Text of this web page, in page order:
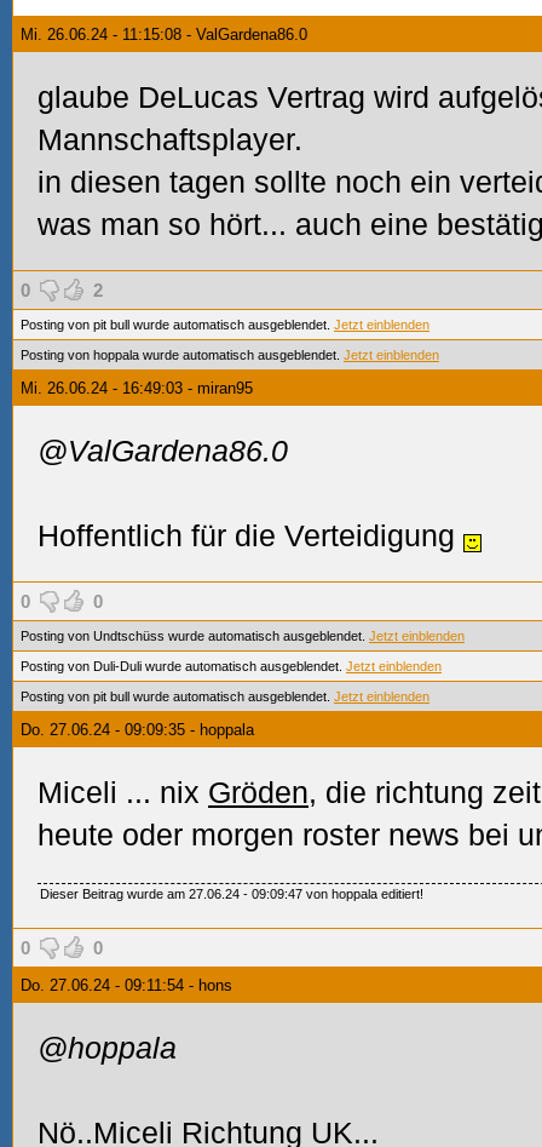
Mi. 26.06.24 - 11:15:08 - ValGardena86.0
glaube DeLucas Vertrag wird
Mannschaftsplayer.
in diesen tagen sollte noch ein
was man so hört... auch eine
0 2
Posting von pit bull wurde automatisch ausgeblendet. Jetzt einblenden
Posting von hoppala wurde automatisch ausgeblendet. Jetzt einblenden
Mi. 26.06.24 - 16:49:03 - miran95
@ValGardena86.0
Hoffentlich für die Verteidigung
0 0
Posting von Undtschüss wurde automatisch ausgeblendet. Jetzt einblenden
Posting von Duli-Duli wurde automatisch ausgeblendet. Jetzt einblenden
Posting von pit bull wurde automatisch ausgeblendet. Jetzt einblenden
Do. 27.06.24 - 09:09:35 - hoppala
Miceli ... nix Gröden, die richtung
heute oder morgen roster news bei
Dieser Beitrag wurde am 27.06.24 - 09:09:47 von hoppala editiert!
0 0
Do. 27.06.24 - 09:11:54 - hons
@hoppala
Nö..Miceli Richtung UK...